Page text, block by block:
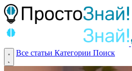
Все статьи Категории Поиск